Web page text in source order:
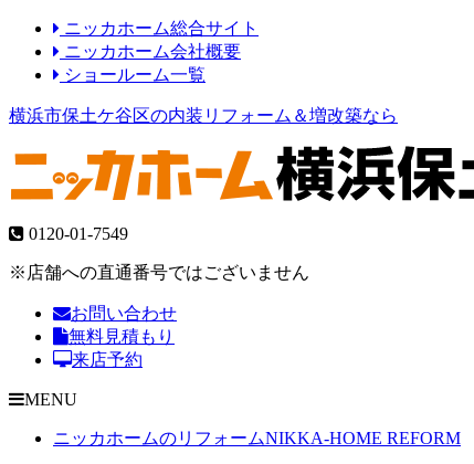
ニッカホーム総合サイト
ニッカホーム会社概要
ショールーム一覧
横浜市保土ケ谷区の内装リフォーム＆増改築なら
0120-01-7549
※店舗への直通番号ではございません
お問い合わせ
無料見積もり
来店予約
MENU
ニッカホームのリフォームNIKKA-HOME REFORM